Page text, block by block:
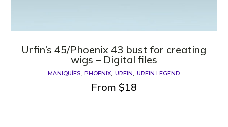
Urfin’s 45/Phoenix 43 bust for creating
wigs – Digital files
MANIQUÍES PHOENIX URFIN URFIN LEGEND
From $18